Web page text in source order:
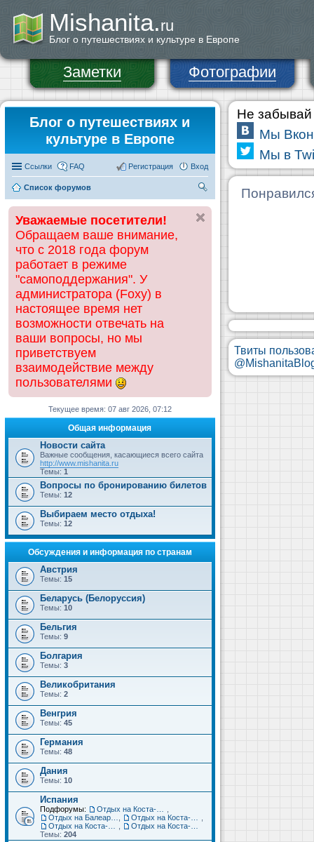
Mishanita.ru
Блог о путешествиях и культуре в Европе
Заметки Фотографии
Блог о путешествиях и
культуре в Европе
Ссылки FAQ Вход
Регистрация
Список форумов
ск
Уважаемые посетители!
Обращаем ваше внимание,
что с 2018 года форум
работает в режиме
"самоподдержания". У
администратора (Foxy) в
настоящее время нет
возможности отвечать на
ваши вопросы, но мы
приветствуем
взаимодействие между
пользователями
Текущее время: 07 авг 2026, 07:12
Общая информация
Новости сайта
Важные сообщения, касающиеся всего сайта
http://www.mishanita.ru
Темы: 1
Вопросы по бронированию билетов
Темы: 12
Выбираем место отдыха!
Темы: 12
Обсуждения и информация по странам
Австрия
Темы: 15
Беларусь (Белоруссия)
Темы: 10
Бельгия
Темы: 9
Болгария
Темы: 3
Великобритания
Темы: 2
Венгрия
Темы: 45
Германия
Темы: 48
Дания
Темы: 10
Испания
Подфорумы:
Темы: 204
Не забывай
Мы
Мы в
Твиты